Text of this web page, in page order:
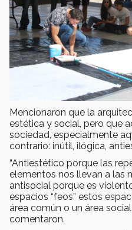
Mencionaron que la
estética y social, pero que
sociedad, especialmente
contrario: inútil, ilógica,
“Antiestético porque las
elementos nos llevan a las
antisocial porque es
espacios “feos” estos
área común o un área
comentaron.